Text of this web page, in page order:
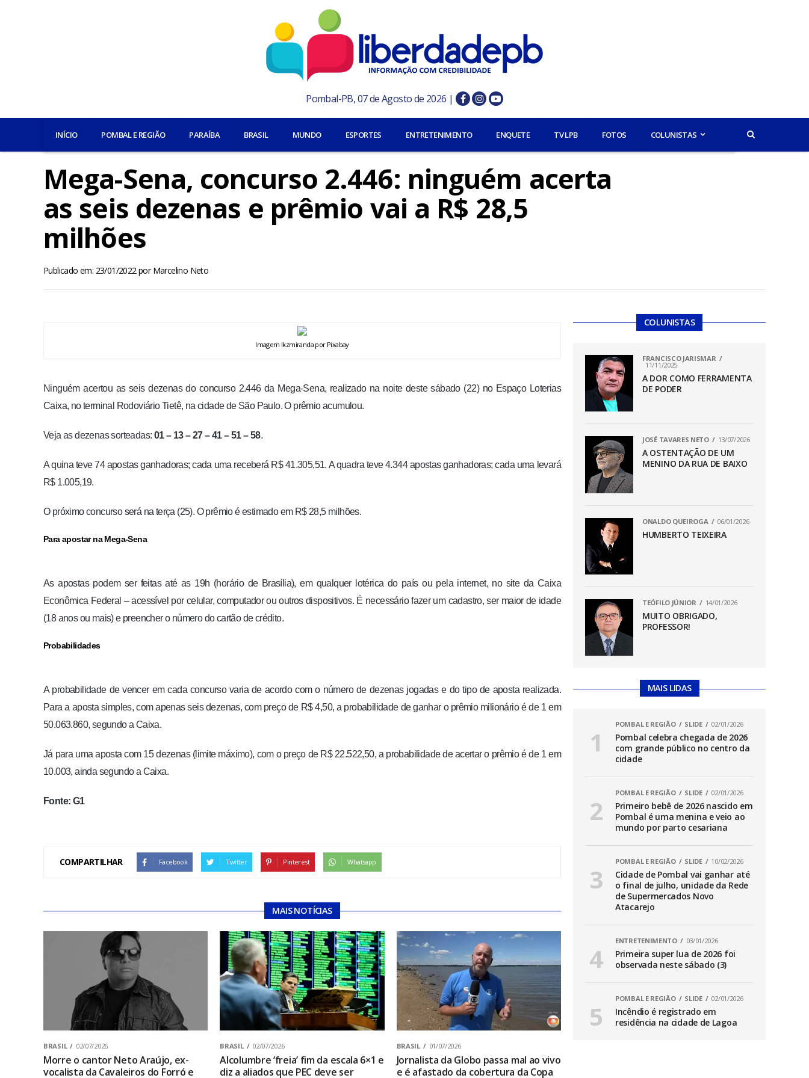
Pombal-PB, 07 de Agosto de 2026 |
INÍCIO POMBAL E REGIÃO PARAÍBA BRASIL MUNDO ESPORTES ENTRETENIMENTO ENQUETE TV LPB FOTOS COLUNISTAS
Mega-Sena, concurso 2.446: ninguém acerta
as seis dezenas e prêmio vai a R$ 28,5
milhões
Publicado em: 23/01/2022porMarcelino Neto
Imagem lkzmiranda por Pixabay
Ninguém acertou as seis dezenas do concurso 2.446 da Mega-Sena, realizado na noite deste sábado (22) no Espaço Loterias
Caixa, no terminal Rodoviário Tietê, na cidade de São Paulo. O prêmio acumulou.
Veja as dezenas sorteadas: 01 – 13 – 27 – 41 – 51 – 58.
A quina teve 74 apostas ganhadoras; cada uma receberá R$ 41.305,51. A quadra teve 4.344 apostas ganhadoras; cada uma levará
R$ 1.005,19.
O próximo concurso será na terça (25). O prêmio é estimado em R$ 28,5 milhões.
Para apostar na Mega-Sena
As apostas podem ser feitas até as 19h (horário de Brasília), em qualquer lotérica do país ou pela internet, no site da Caixa
Econômica Federal – acessível por celular, computador ou outros dispositivos. É necessário fazer um cadastro, ser maior de idade
(18 anos ou mais) e preencher o número do cartão de crédito.
Probabilidades
A probabilidade de vencer em cada concurso varia de acordo com o número de dezenas jogadas e do tipo de aposta realizada.
Para a aposta simples, com apenas seis dezenas, com preço de R$ 4,50, a probabilidade de ganhar o prêmio milionário é de 1 em
50.063.860, segundo a Caixa.
Já para uma aposta com 15 dezenas (limite máximo), com o preço de R$ 22.522,50, a probabilidade de acertar o prêmio é de 1 em
10.003, ainda segundo a Caixa.
Fonte: G1
COMPARTILHAR Facebook Twitter Pinterest Whatsapp
MAIS NOTÍCIAS
BRASIL 02/07/2026
Morre o cantor Neto Araújo, ex-
vocalista da Cavaleiros do Forró e
BRASIL 02/07/2026
Alcolumbre ‘freia’ fim da escala 6×1 e
diz a aliados que PEC deve ser
BRASIL 01/07/2026
Jornalista da Globo passa mal ao vivo
e é afastado da cobertura da Copa
COLUNISTAS
FRANCISCO JARISMAR
11/11/2025
A DOR COMO FERRAMENTA
DE PODER
JOSÉ TAVARES NETO 13/07/2026
A OSTENTAÇÃO DE UM
MENINO DA RUA DE BAIXO
ONALDO QUEIROGA 06/01/2026
HUMBERTO TEIXEIRA
TEÓFILO JÚNIOR 14/01/2026
MUITO OBRIGADO,
PROFESSOR!
MAIS LIDAS
POMBAL E REGIÃO SLIDE 02/01/2026
Pombal celebra chegada de 2026
com grande público no centro da
cidade
POMBAL E REGIÃO SLIDE 02/01/2026
Primeiro bebê de 2026 nascido em
Pombal é uma menina e veio ao
mundo por parto cesariana
POMBAL E REGIÃO SLIDE 10/02/2026
Cidade de Pombal vai ganhar até
o final de julho, unidade da Rede
de Supermercados Novo
Atacarejo
ENTRETENIMENTO 03/01/2026
Primeira super lua de 2026 foi
observada neste sábado (3)
POMBAL E REGIÃO SLIDE 02/01/2026
Incêndio é registrado em
residência na cidade de Lagoa